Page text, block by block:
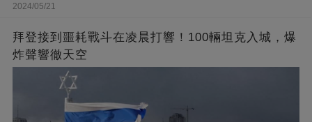
2024/05/21
拜登接到噩耗戰斗在凌晨打響！100輛坦克入城，爆
炸聲響徹天空